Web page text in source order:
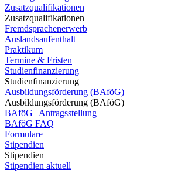
Zusatzqualifikationen
Zusatzqualifikationen
Fremdsprachenerwerb
Auslandsaufenthalt
Praktikum
Termine & Fristen
Studienfinanzierung
Studienfinanzierung
Ausbildungsförderung (BAföG)
Ausbildungsförderung (BAföG)
BAföG | Antragsstellung
BAföG FAQ
Formulare
Stipendien
Stipendien
Stipendien aktuell